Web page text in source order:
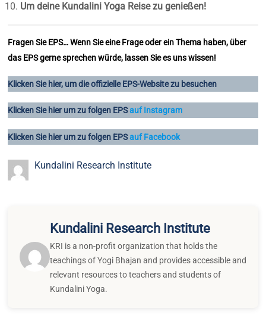
Um deine Kundalini Yoga Reise zu genießen!
Fragen Sie EPS… Wenn Sie eine Frage oder ein Thema haben, über
das EPS gerne sprechen würde, lassen Sie es uns wissen!
Klicken Sie hier, um die offizielle EPS-Website zu besuchen
Klicken Sie hier um zu folgen EPSauf Instagram
Klicken Sie hier um zu folgen EPSauf Facebook
Kundalini Research Institute
Kundalini Research Institute
KRI is a non-profit organization that holds the
teachings of Yogi Bhajan and provides accessible and
relevant resources to teachers and students of
Kundalini Yoga.